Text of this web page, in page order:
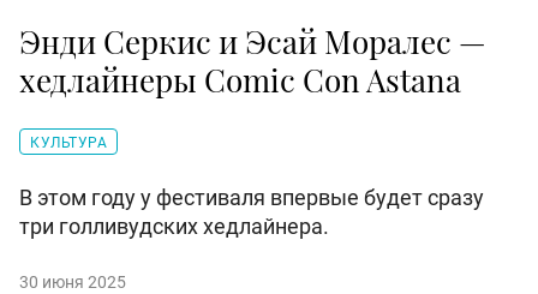
Энди Серкис и Эсай Моралес —
хедлайнеры Comic Con Astana
КУЛЬТУРА
В этом году у фестиваля впервые будет сразу
три голливудских хедлайнера.
30 июня 2025